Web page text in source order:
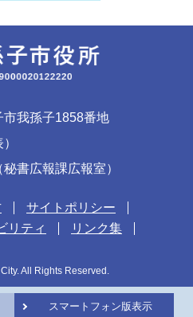
我孫子1858番地
書広報課広報室）
サイトポリシー
リティ
リンク集
All Rights Reserved.
スマートフォン版表示